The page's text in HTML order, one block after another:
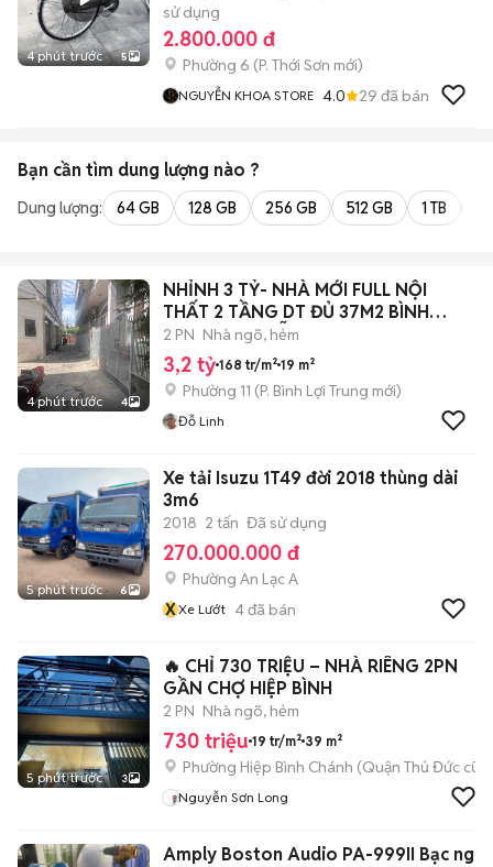
4 phút trước 5
sử dụng
2.800.000 đ
Phường 6 (P. Thới Sơn mới)
NGUYỄN KHOA STORE 4.0 29 đã bán
Bạn cần tìm dung lượng nào ?
Dung lượng: 64 GB 128 GB 256 GB 512 GB 1 TB
4 phút trước 4
NHỈNH 3 TỶ- NHÀ MỚI FULL NỘI
THẤT 2 TẦNG DT ĐỦ 37M2 BÌNH
THẠNH NGUYỄN
2 PN Nhà ngõ, hẻm
3,2 tỷ 168 tr/m² 19 m²
Phường 11 (P. Bình Lợi Trung mới)
Đỗ Linh
5 phút trước 6
Xe tải Isuzu 1T49 đời 2018 thùng dài
3m6
2018 2 tấn Đã sử dụng
270.000.000 đ
Phường An Lạc A
XXe Lướt 4đã bán
5 phút trước 3
🔥 CHỈ 730 TRIỆU – NHÀ RIÊNG 2PN
GẦN CHỢ HIỆP BÌNH
2 PN Nhà ngõ, hẻm
730 triệu 19 tr/m² 39 m²
Phường Hiệp Bình Chánh (Quận Thủ Đức cũ)
Nguyễn Sơn Long
Amply Boston Audio PA-999II Bạc